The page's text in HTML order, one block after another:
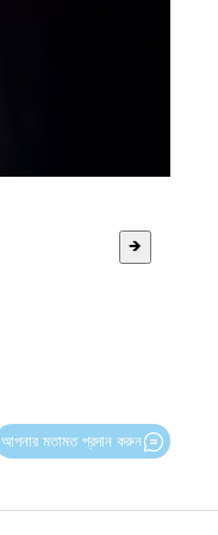
🡺
আপনার মতামত প্রদান করুন